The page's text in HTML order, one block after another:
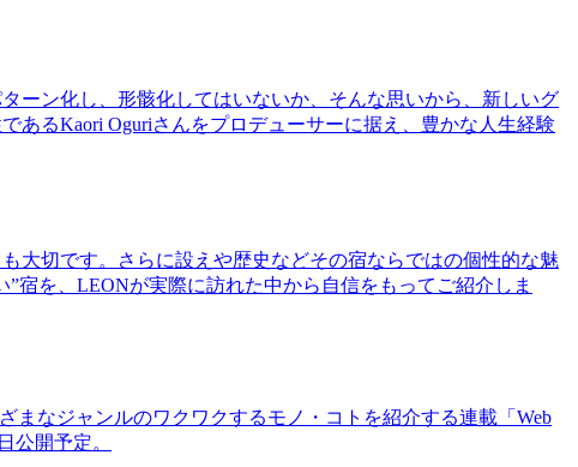
ーン化し、形骸化してはいないか、そんな思いから、新しいグ
あるKaori Oguriさんをプロデューサーに据え、豊かな人生経験
大切です。さらに設えや歴史などその宿ならではの個性的な魅
宿を、LEONが実際に訪れた中から自信をもってご紹介しま
まなジャンルのワクワクするモノ・コトを紹介する連載「Web
公開予定。